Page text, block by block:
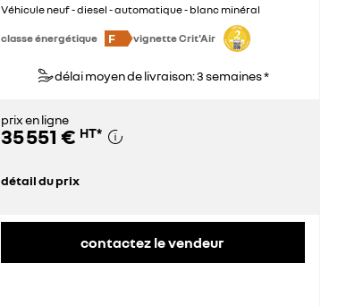
Véhicule neuf - diesel - automatique - blanc minéral
classe énergétique F vignette Crit'Air
délai moyen de livraison: 3 semaines *
prix en ligne
35 551 € HT*
détail du prix
contactez le vendeur